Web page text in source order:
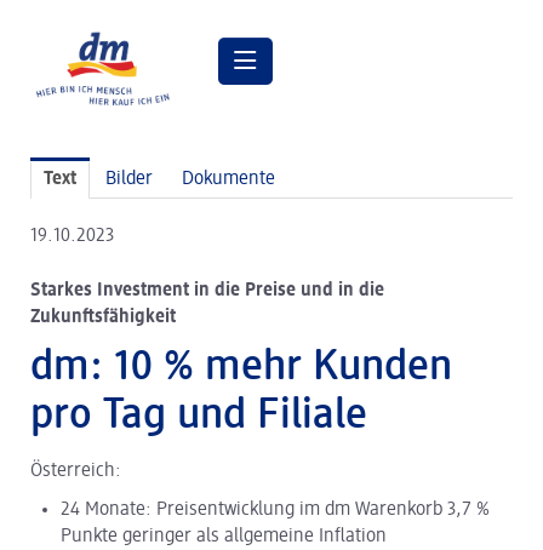
Pressebilder
dm Geschäftsführung
dm Markt
Arbeiten bei dm
Text Bilder Dokumente
19.10.2023
Starkes Investment in die Preise und in die
Zukunftsfähigkeit
dm: 10 % mehr Kunden
pro Tag und Filiale
Österreich:
24 Monate: Preisentwicklung im dm Warenkorb 3,7 %
Punkte geringer als allgemeine Inflation